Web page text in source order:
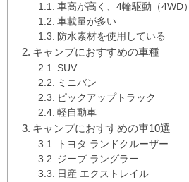
車高が高く、4輪駆動（4WD）
車載量が多い
防水素材を使用している
キャンプにおすすめの車種
SUV
ミニバン
ピックアップトラック
軽自動車
キャンプにおすすめの車10選
トヨタ ランドクルーザー
ジープ ラングラー
日産 エクストレイル